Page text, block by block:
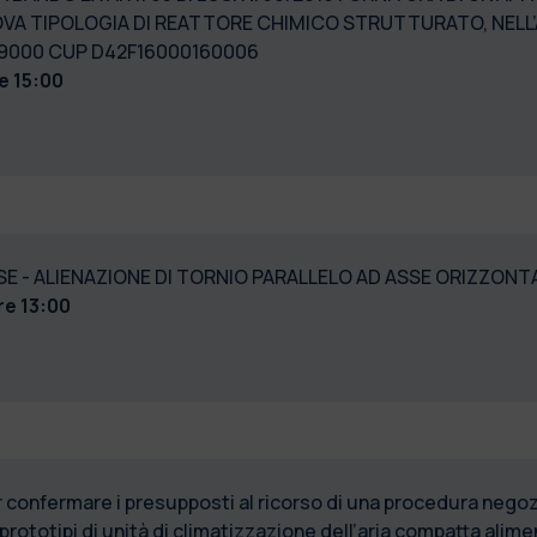
TIPOLOGIA DI REATTORE CHIMICO STRUTTURATO,
CUP D42F16000160006
15:00
- ALIENAZIONE DI TORNIO PARALLELO AD ASSE
13:00
i presupposti al ricorso di una procedura
di unità di climatizzazione dell’aria compatta